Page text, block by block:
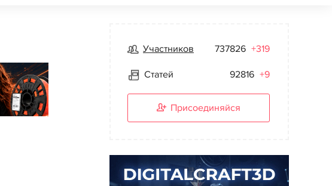
Участников 737826 +319
Статей 92816 +9
Присоединяйся